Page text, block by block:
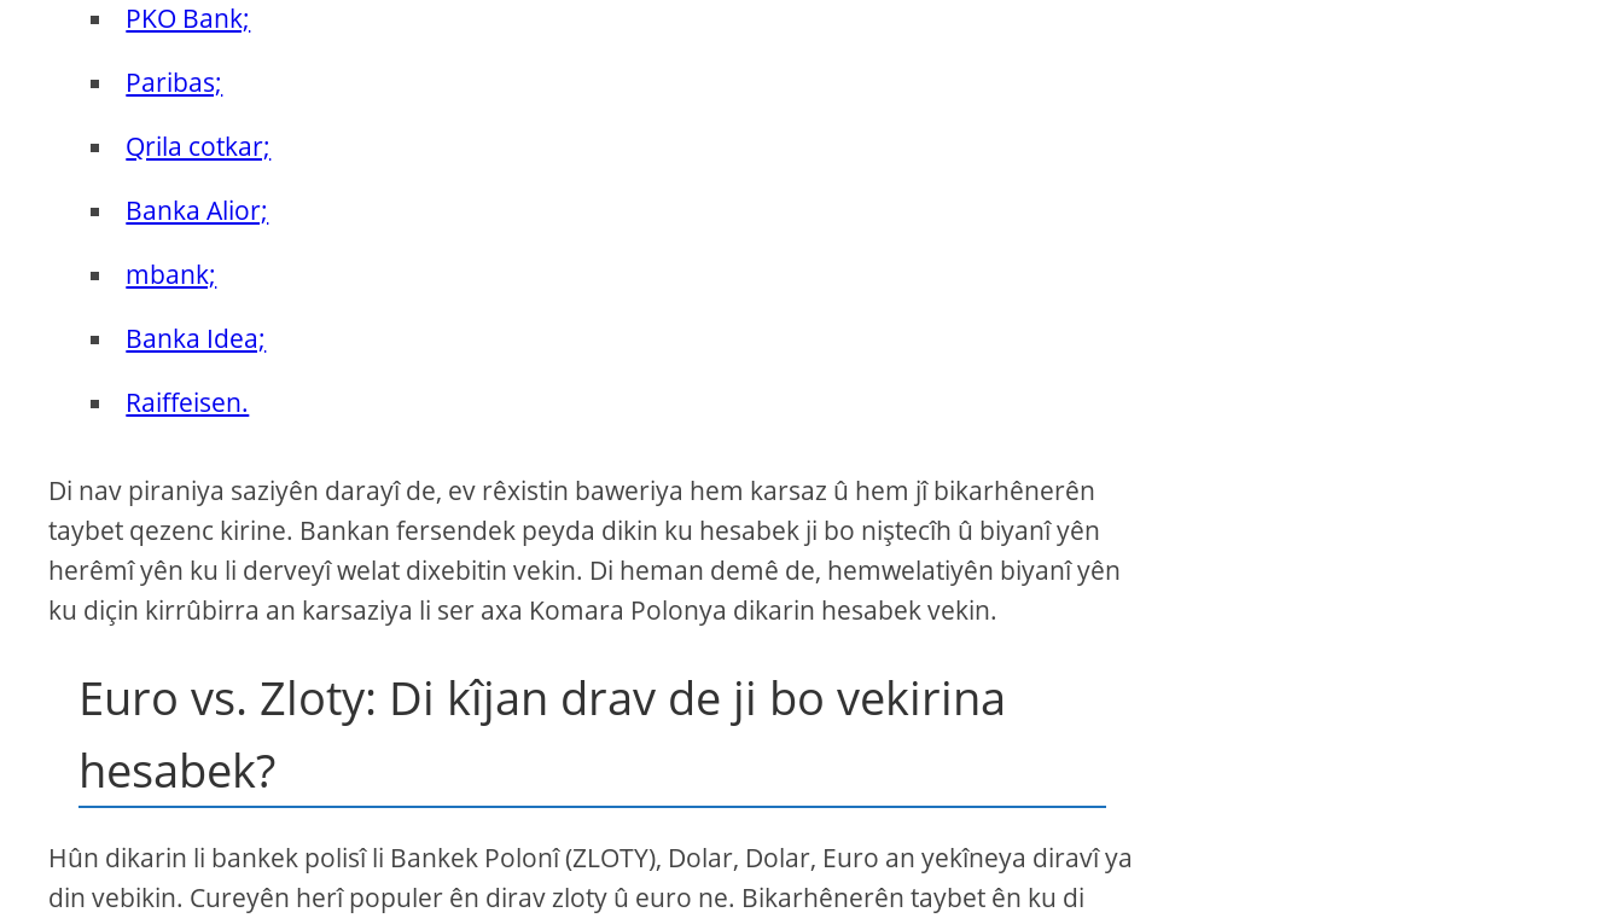
PKO Bank;
Paribas;
Qrila cotkar;
Banka Alior;
mbank;
Banka Idea;
Raiffeisen.
Di nav piraniya saziyên darayî de, ev rêxistin baweriya hem karsaz û hem jî bikarhênerên
taybet qezenc kirine. Bankan fersendek peyda dikin ku hesabek ji bo niştecîh û biyanî yên
herêmî yên ku li derveyî welat dixebitin vekin. Di heman demê de, hemwelatiyên biyanî yên
ku diçin kirrûbirra an karsaziya li ser axa Komara Polonya dikarin hesabek vekin.
Euro vs. Zloty: Di kîjan drav de ji bo vekirina
hesabek?
Hûn dikarin li bankek polisî li Bankek Polonî (ZLOTY), Dolar, Dolar, Euro an yekîneya diravî ya
din vebikin. Cureyên herî populer ên dirav zloty û euro ne. Bikarhênerên taybet ên ku di